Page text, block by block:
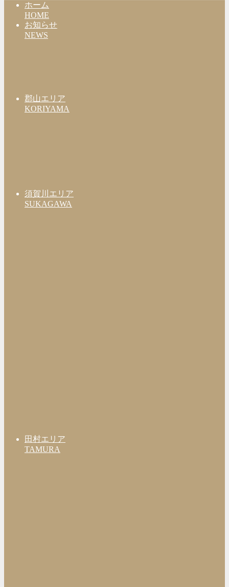
ホーム
HOME
お知らせ
NEWS
郡山エリア
KORIYAMA
須賀川エリア
SUKAGAWA
田村エリア
TAMURA